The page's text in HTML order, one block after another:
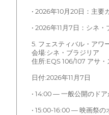
• 2026年10月20日：主要
• 2026年11月7日：シネ
5. フェスティバル・アワ
会場:シネ・ブラジリア
住所:EQS 106/107 アサ
日付:2026年11月7日
• 14:00 — 一般公開のドア
• 15:00-16:00 — 映画祭